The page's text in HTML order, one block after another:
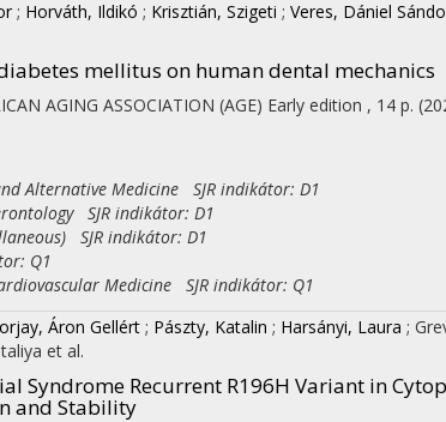
; Horváth, Ildikó ; Krisztián, Szigeti ; Veres, Dániel
mellitus on human dental mechanics
AGING ASSOCIATION (AGE) Early edition , 14 p.
Alternative Medicine SJR indikátor: D1
SJR indikátor: D1
SJR indikátor: D1
Q1
Medicine SJR indikátor: Q1
Áron Gellért ; Pászty, Katalin ; Harsányi, Laura ;
et al.
Syndrome Recurrent R196H Variant in
and Stability